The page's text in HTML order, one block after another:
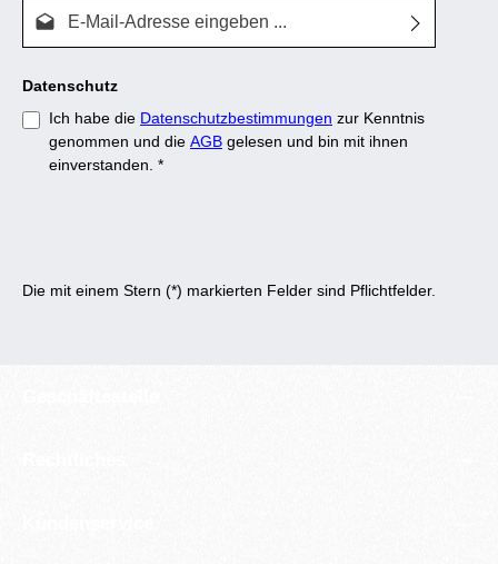
Datenschutz
Ich habe die Datenschutzbestimmungen zur Kenntnis
genommen und die AGB gelesen und bin mit ihnen
einverstanden. *
Die mit einem Stern (*) markierten Felder sind Pflichtfelder.